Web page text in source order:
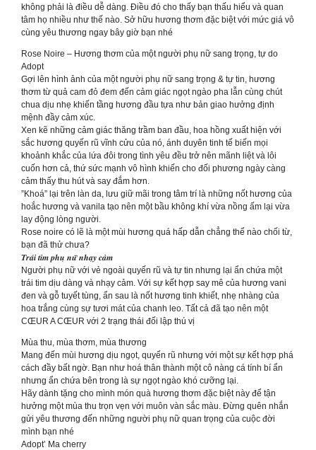
không phải là điều dễ dàng. Điều đó cho thấy bạn thấu hiểu và quan
tâm họ nhiều như thế nào. Sở hữu hương thơm đặc biệt với mức giá vô
cùng yêu thương ngay bây giờ bạn nhé
Rose Noire – Hương thơm của một người phụ nữ sang trọng, tự do
Adopt
Gợi lên hình ảnh của một người phụ nữ sang trọng & tự tin, hương
thơm từ quả cam đỏ đem đến cảm giác ngọt ngào pha lẫn cùng chút
chua dịu nhẹ khiến tầng hương đầu tựa như bản giao hưởng định
mệnh đầy cảm xúc.
Xen kẽ những cảm giác thăng trầm ban đầu, hoa hồng xuất hiện với
sắc hương quyến rũ vĩnh cửu của nó, ánh duyên tinh tế biến mọi
khoảnh khắc của lứa đôi trong tình yêu đều trở nên mãnh liệt và lôi
cuốn hơn cả, thứ sức mạnh vô hình khiến cho đối phương ngày càng
cảm thấy thu hút và say đắm hơn.
”Khoá” lại trên làn da, lưu giữ mãi trong tâm trí là những nốt hương của
hoắc hương và vanila tạo nên một bầu không khí vừa nồng ấm lại vừa
lay động lòng người.
Rose noire có lẽ là một mùi hương quá hấp dẫn chẳng thể nào chối từ,
bạn đã thử chưa?
𝑻𝒓𝒂́𝒊 𝒕𝒊𝒎 𝒑𝒉𝒖̣ 𝒏𝒖̛̃ 𝒏𝒉𝒂̣𝒚 𝒄𝒂̉𝒎
Người phụ nữ với vẻ ngoài quyến rũ và tự tin nhưng lại ẩn chứa một
trái tim dịu dàng và nhạy cảm. Với sự kết hợp say mê của hương vani
đen và gỗ tuyết tùng, ẩn sau là nốt hương tinh khiết, nhẹ nhàng của
hoa trắng cùng sự tươi mát của chanh leo. Tất cả đã tạo nên một
CŒUR A CŒUR với 2 trạng thái đối lập thú vị
Mùa thu, mùa thơm, mùa thương
Mang đến mùi hương dịu ngọt, quyến rũ nhưng với một sự kết hợp phá
cách đầy bất ngờ. Bạn như hoá thân thành một cô nàng cá tính bí ẩn
nhưng ẩn chứa bên trong là sự ngọt ngào khó cưỡng lại.
Hãy dành tặng cho mình món quà hương thơm đặc biệt này để tận
hưởng một mùa thu trọn vẹn với muôn vàn sắc màu. Đừng quên nhắn
gửi yêu thương đến những người phụ nữ quan trọng của cuộc đời
mình bạn nhé
Adopt’ Ma cherry